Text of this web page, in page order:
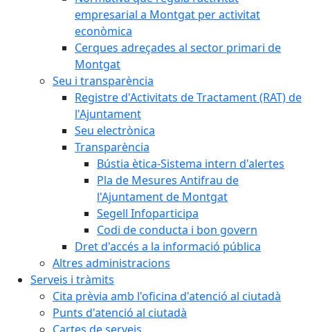
empresarial a Montgat per activitat
econòmica
Cerques adreçades al sector primari de
Montgat
Seu i transparència
Registre d'Activitats de Tractament (RAT) de
l'Ajuntament
Seu electrònica
Transparència
Bústia ètica-Sistema intern d'alertes
Pla de Mesures Antifrau de
l'Ajuntament de Montgat
Segell Infoparticipa
Codi de conducta i bon govern
Dret d'accés a la informació pública
Altres administracions
Serveis i tràmits
Cita prèvia amb l'oficina d'atenció al ciutadà
Punts d'atenció al ciutadà